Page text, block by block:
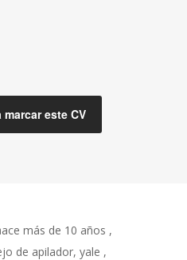
este CV
más de 10 años ,
de apilador, yale ,